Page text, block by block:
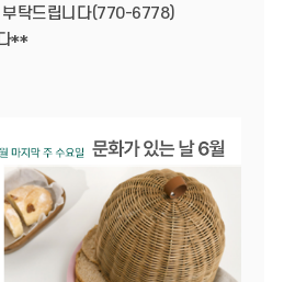
부탁드립니다(770-6778)
**